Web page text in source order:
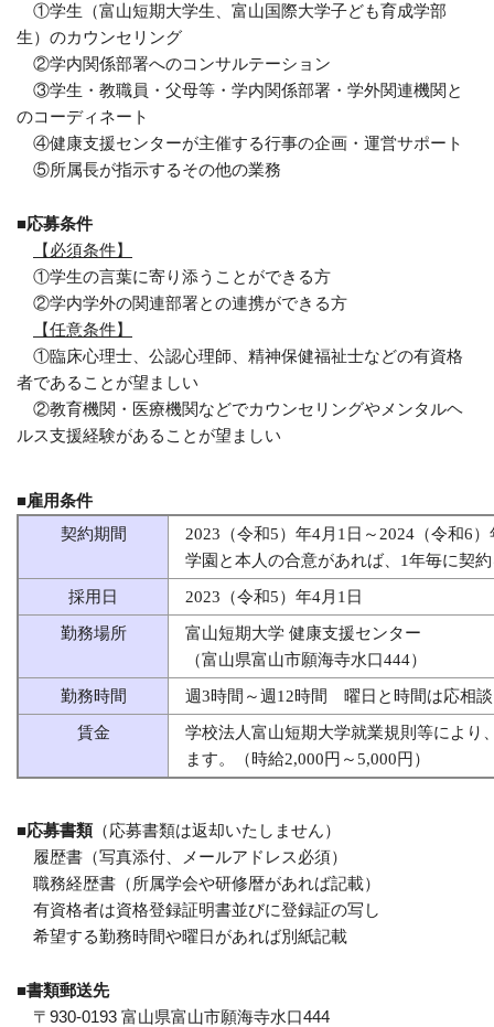
①学生（富山短期大学生、富山国際大学子ども育成学部
生）のカウンセリング
②学内関係部署へのコンサルテーション
③学生・教職員・父母等・学内関係部署・学外関連機関と
のコーディネート
④健康支援センターが主催する行事の企画・運営サポート
⑤所属長が指示するその他の業務
■応募条件
【必須条件】
①学生の言葉に寄り添うことができる方
②学内学外の関連部署との連携ができる方
【任意条件】
①臨床心理士、公認心理師、精神保健福祉士などの有資格
者であることが望ましい
②教育機関・医療機関などでカウンセリングやメンタルヘ
ルス支援経験があることが望ましい
■雇用条件
契約期間
2023（令和5）年4月1日～2024（令和6
学園と本人の合意があれば、1年毎に契
採用日 2023（令和5）年4月1日
勤務場所
富山短期大学 健康支援センター
（富山県富山市願海寺水口444）
勤務時間 週3時間～週12時間 曜日と時間は応相談
賃金
学校法人富山短期大学就業規則等により
ます。（時給2,000円～5,000円）
■応募書類（応募書類は返却いたしません）
履歴書（写真添付、メールアドレス必須）
職務経歴書（所属学会や研修暦があれば記載）
有資格者は資格登録証明書並びに登録証の写し
希望する勤務時間や曜日があれば別紙記載
■書類郵送先
〒930-0193 富山県富山市願海寺水口444